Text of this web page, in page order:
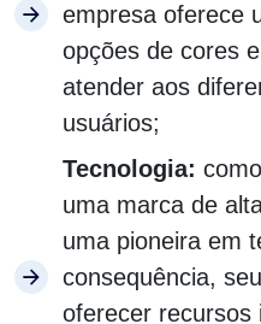
empresa oferece
opções de cores
atender aos
usuários;
Tecnologia:
uma marca de
uma pioneira em
consequência,
oferecer recursos